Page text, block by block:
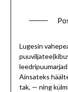
Lugesin
Ainsateks
tak, — ning